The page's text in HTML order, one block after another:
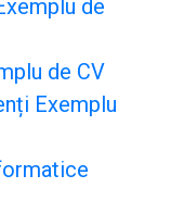
de
de CV
Exemplu